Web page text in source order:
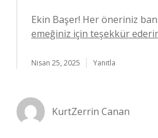
Ekin Başer! Her öneriniz
emeğiniz için teşekkür
Nisan 25, 2025 Yanıtla
KurtZerrin Canan